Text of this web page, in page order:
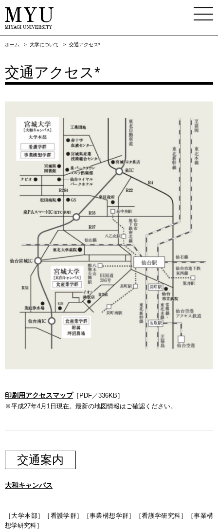
ホーム > 大学について > 交通アクセス*
交通アクセス*
印刷用アクセスマップ［PDF／336KB］
※平成27年4月1日現在。最新の地図情報はご確認ください。
交通案内
大和キャンパス
［大学本部］［看護学群］［事業構想学群］［看護学研究科］［事業構
想学研究科］